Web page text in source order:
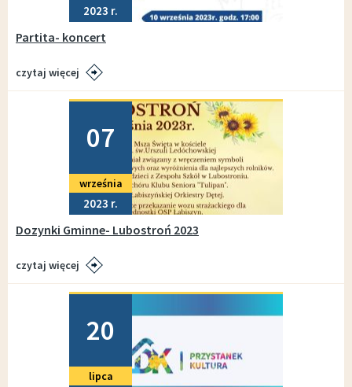
2023
Partita- koncert
czytaj więcej
07
września
2023
Dozynki Gminne- Lubostroń 2023
czytaj więcej
20
lipca